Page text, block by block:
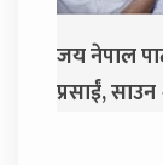
दुर्गा